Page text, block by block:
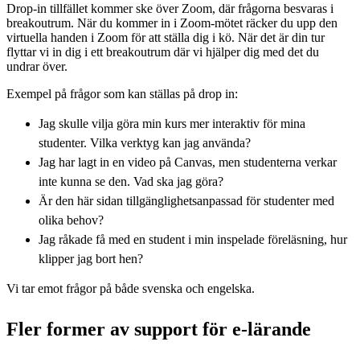
Drop-in tillfället kommer ske över Zoom, där frågorna besvaras i
breakoutrum. När du kommer in i Zoom-mötet räcker du upp den
virtuella handen i Zoom för att ställa dig i kö. När det är din tur
flyttar vi in dig i ett breakoutrum där vi hjälper dig med det du
undrar över.
Exempel på frågor som kan ställas på drop in:
Jag skulle vilja göra min kurs mer interaktiv för mina
studenter. Vilka verktyg kan jag använda?
Jag har lagt in en video på Canvas, men studenterna verkar
inte kunna se den. Vad ska jag göra?
Är den här sidan tillgänglighetsanpassad för studenter med
olika behov?
Jag råkade få med en student i min inspelade föreläsning, hur
klipper jag bort hen?
Vi tar emot frågor på både svenska och engelska.
Fler former av support för e-lärande